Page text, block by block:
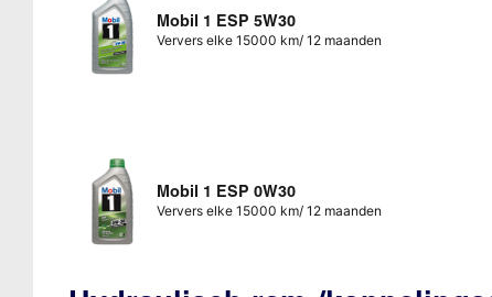
Mobil 1 ESP 5W30
Ververs elke 15000 km/ 12 maanden
Mobil 1 ESP 0W30
Ververs elke 15000 km/ 12 maanden